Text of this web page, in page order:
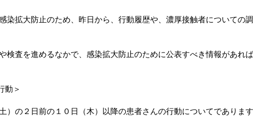
染拡大防止のため、昨日から、行動履歴や、濃厚接触者についての
検査を進めるなかで、感染拡大防止のために公表すべき情報があれ
動＞
）の２日前の１０日（木）以降の患者さんの行動についてであります